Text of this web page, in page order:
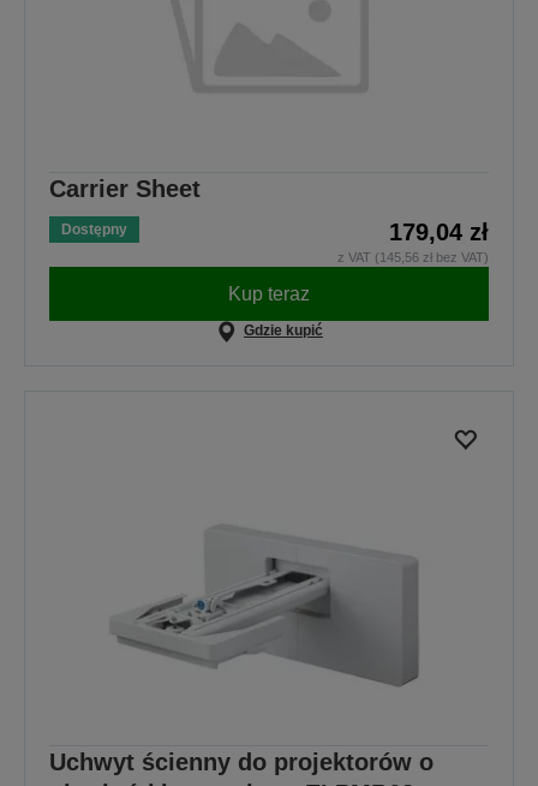
Carrier Sheet
Dostępny 179,04 zł
z VAT (145,56 zł bez VAT)
Kup teraz
Gdzie kupić
Uchwyt ścienny do projektorów o